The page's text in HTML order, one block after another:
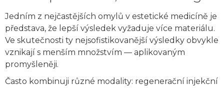
Jedním z nejčastějších omylů v estetické medicíně je
představa, že lepší výsledek vyžaduje více materiálu.
Ve skutečnosti ty nejsofistikovanější výsledky obvykle
vznikají s menším množstvím — aplikovaným
promyšleněji.
Často kombinuji různé modality: regenerační injekční